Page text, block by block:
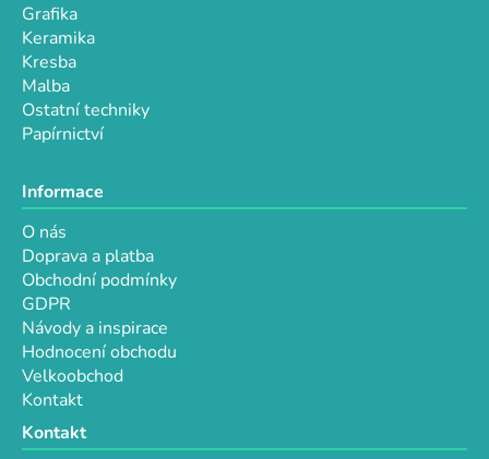
Grafika
Keramika
Kresba
Malba
Ostatní techniky
Papírnictví
Informace
O nás
Doprava a platba
Obchodní podmínky
GDPR
Návody a inspirace
Hodnocení obchodu
Velkoobchod
Kontakt
Kontakt